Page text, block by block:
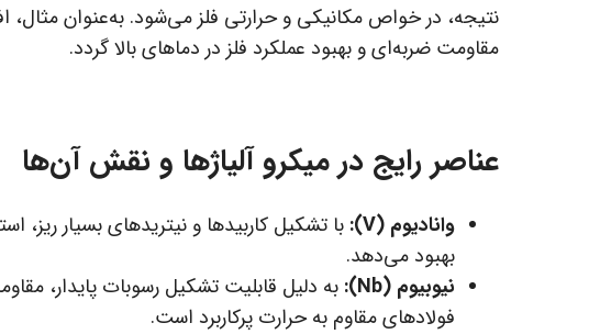
نتیجه، در خواص مکانیکی و حرارتی فلز می‌شود. به‌عنوان
مقاومت ضربه‌ای و بهبود عملکرد فلز در دماهای بالا گردد.
عناصر رایج در میکرو آلیاژها و نقش آن‌ها
وانادیوم (V):
با تشکیل کاربیدها و نیتریدهای بسیار
بهبود می‌دهد.
نیوبیوم (Nb):
به دلیل قابلیت تشکیل رسوبات پایدار،
فولادهای مقاوم به حرارت پرکاربرد است.